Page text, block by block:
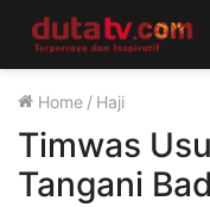
Home / Haji
Timwas
Tangani